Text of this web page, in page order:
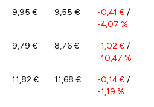
9,95 € 9,55 € -0,41 € /
-4,07 %
9,79 € 8,76 € -1,02 € /
-10,47 %
11,82 € 11,68 € -0,14 € /
-1,19 %